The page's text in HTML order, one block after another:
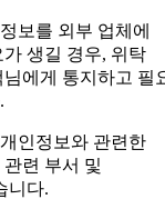
보를 외부 업체에
생길 경우, 위탁
에게 통지하고 필
인정보와 관련한
련 부서 및
니다.